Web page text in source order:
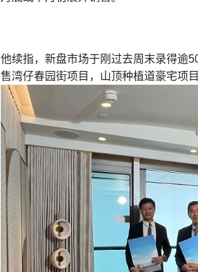
他续指，新盘市场于刚过去周末录得逾
售湾仔春园街项目，山顶种植道豪宅项